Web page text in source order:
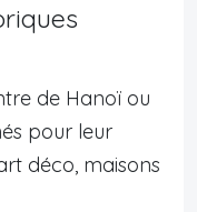
de Hanoï ou
pour leur
déco, maisons